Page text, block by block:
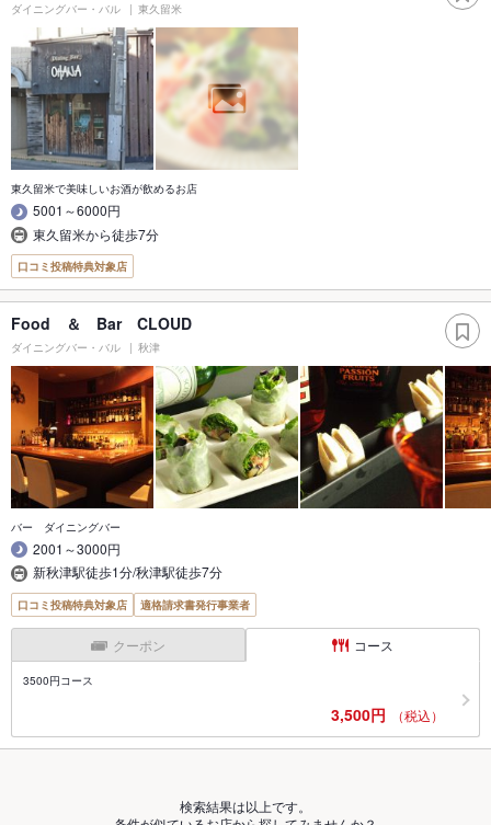
ダイニングバー・バル 東久留米
東久留米で美味しいお酒が飲めるお店
5001～6000円
東久留米から徒歩7分
口コミ投稿特典対象店
Food ＆ Bar CLOUD
ダイニングバー・バル 秋津
バー ダイニングバー
2001～3000円
新秋津駅徒歩1分/秋津駅徒歩7分
口コミ投稿特典対象店 適格請求書発行事業者
クーポン コース
3500円コース
3,500円 （税込）
検索結果は以上です。